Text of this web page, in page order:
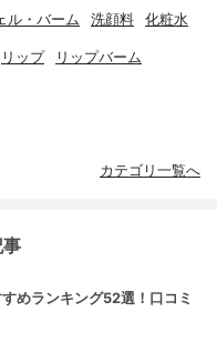
ル・バーム 洗顔料 化粧水
リップ リップバーム
カテゴリ一覧へ
めランキング52選！口コミ